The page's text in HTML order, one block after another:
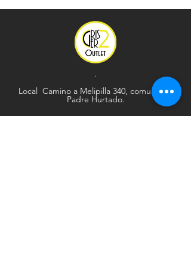
.
Local Camino a Melipilla 340, comuna de
Padre Hurtado.